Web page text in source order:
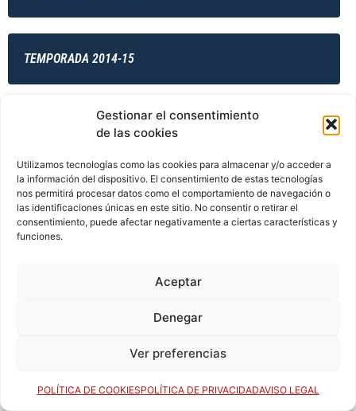
Gestionar el consentimiento
de las cookies
Utilizamos tecnologías como las cookies para almacenar y/o acceder a
la información del dispositivo. El consentimiento de estas tecnologías
nos permitirá procesar datos como el comportamiento de navegación o
las identificaciones únicas en este sitio. No consentir o retirar el
consentimiento, puede afectar negativamente a ciertas características y
funciones.
Aceptar
Denegar
Ver preferencias
POLÍTICA DE COOKIESPOLÍTICA DE PRIVACIDADAVISO LEGAL
TEMPORADA 2014-15
TEMPORADA 2014-15
TEMPORADA 2014-15
TEMPORADA 2015-16